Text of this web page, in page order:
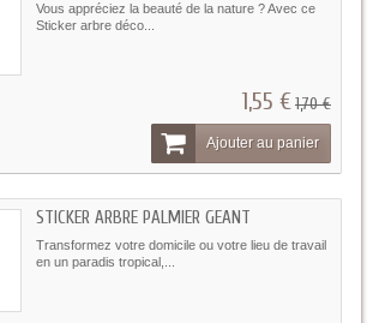
Vous appréciez la beauté de la nature ? Avec ce
Sticker arbre déco...
1,55 €1,70 €
Ajouter au panier
STICKER ARBRE PALMIER GEANT
Transformez votre domicile ou votre lieu de travail
en un paradis tropical,...